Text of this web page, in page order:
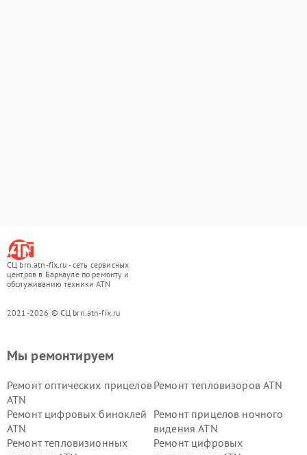
СЦ brn.atn-fix.ru - сеть сервисных
центров в Барнауле по ремонту и
обслуживанию техники ATN
2021-2026 © СЦ brn.atn-fix.ru
Мы ремонтируем
Ремонт оптических прицелов
ATN
Ремонт тепловизоров ATN
Ремонт цифровых биноклей
ATN
Ремонт прицелов ночного
видения ATN
Ремонт тепловизионных
Ремонт цифровых